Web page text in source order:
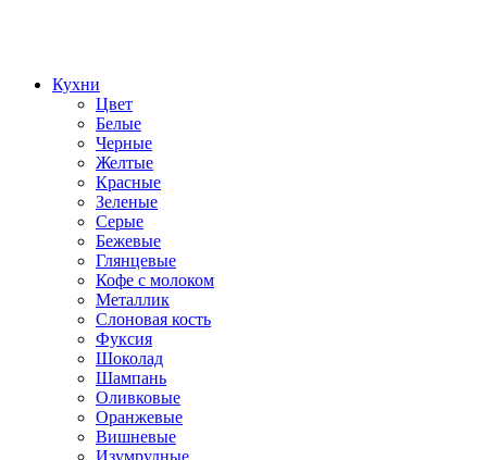
Кухни
Цвет
Белые
Черные
Желтые
Красные
Зеленые
Серые
Бежевые
Глянцевые
Кофе с молоком
Металлик
Слоновая кость
Фуксия
Шоколад
Шампань
Оливковые
Оранжевые
Вишневые
Изумрудные